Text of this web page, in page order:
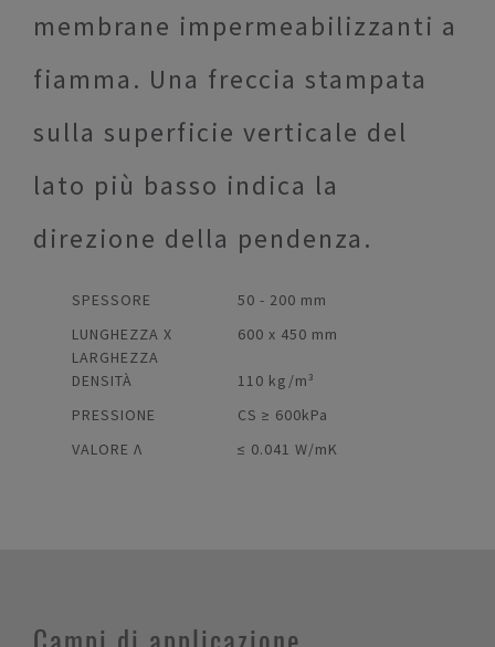
membrane impermeabilizzanti a
fiamma. Una freccia stampata
sulla superficie verticale del
lato più basso indica la
direzione della pendenza.
SPESSORE
50 - 200 mm
LUNGHEZZA X
LARGHEZZA
600 x 450 mm
DENSITÀ
110 kg/m³
PRESSIONE
CS ≥ 600kPa
VALORE Λ
≤ 0.041 W/mK